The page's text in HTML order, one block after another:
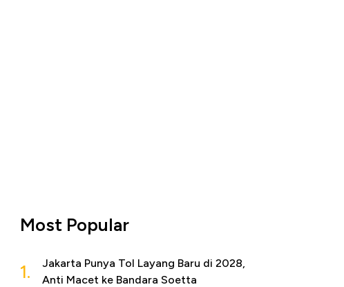
Most Popular
1.
Jakarta Punya Tol Layang Baru di 2028,
Anti Macet ke Bandara Soetta